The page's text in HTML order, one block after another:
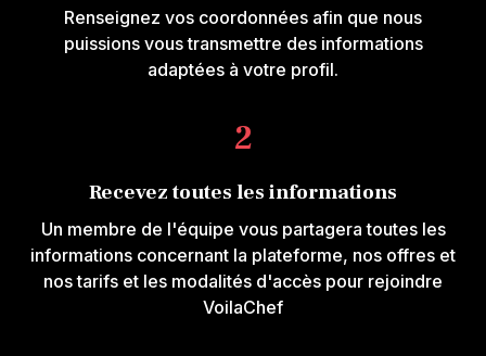
Renseignez vos coordonnées afin que nous
puissions vous transmettre des informations
adaptées à votre profil.
2
Recevez toutes les informations
Un membre de l'équipe vous partagera toutes les
informations concernant la plateforme, nos offres et
nos tarifs et les modalités d'accès pour rejoindre
VoilaChef